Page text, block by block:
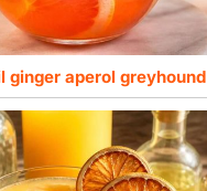
ginger aperol greyhound